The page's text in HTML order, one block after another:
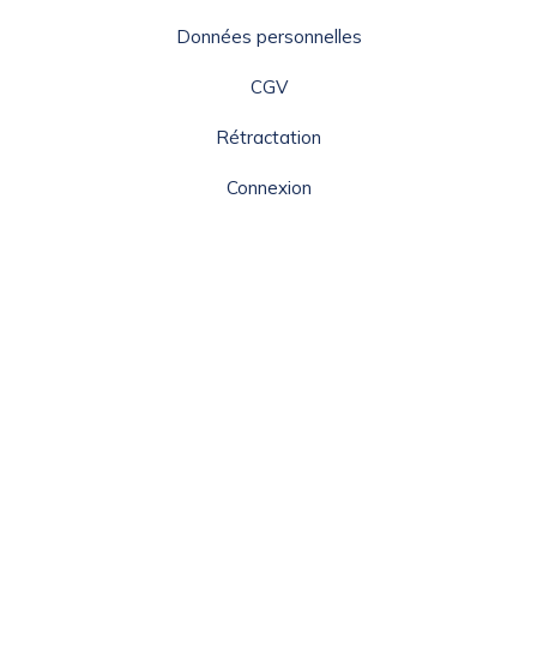
Données personnelles
CGV
Rétractation
Connexion